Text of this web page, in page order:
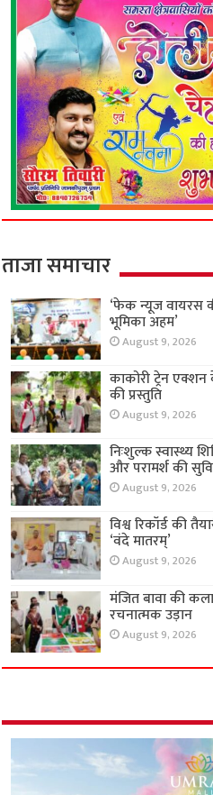
ताजा समाचार
‘फेक न्यूज वायरस
भूमिका अहम’
August 9, 2026
काकोरी ट्रेन
की प्रस्तुति
August 9, 2026
निःशुल्क स्वास्थ्य
और परामर्श की
August 9, 2026
विश्व रिकॉर्ड की
‘वंदे मातरम्’
August 9, 2026
मंजित बावा की
रचनात्मक उड़ान
August 9, 2026